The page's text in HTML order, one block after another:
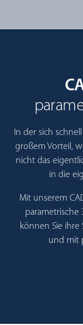
In der sich
großem Vorteil,
nicht das
in die
Mit unserem
parametrische
können Sie
und mit